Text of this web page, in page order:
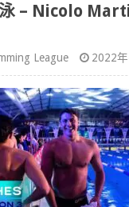
泳 – Nicolo
League 2022